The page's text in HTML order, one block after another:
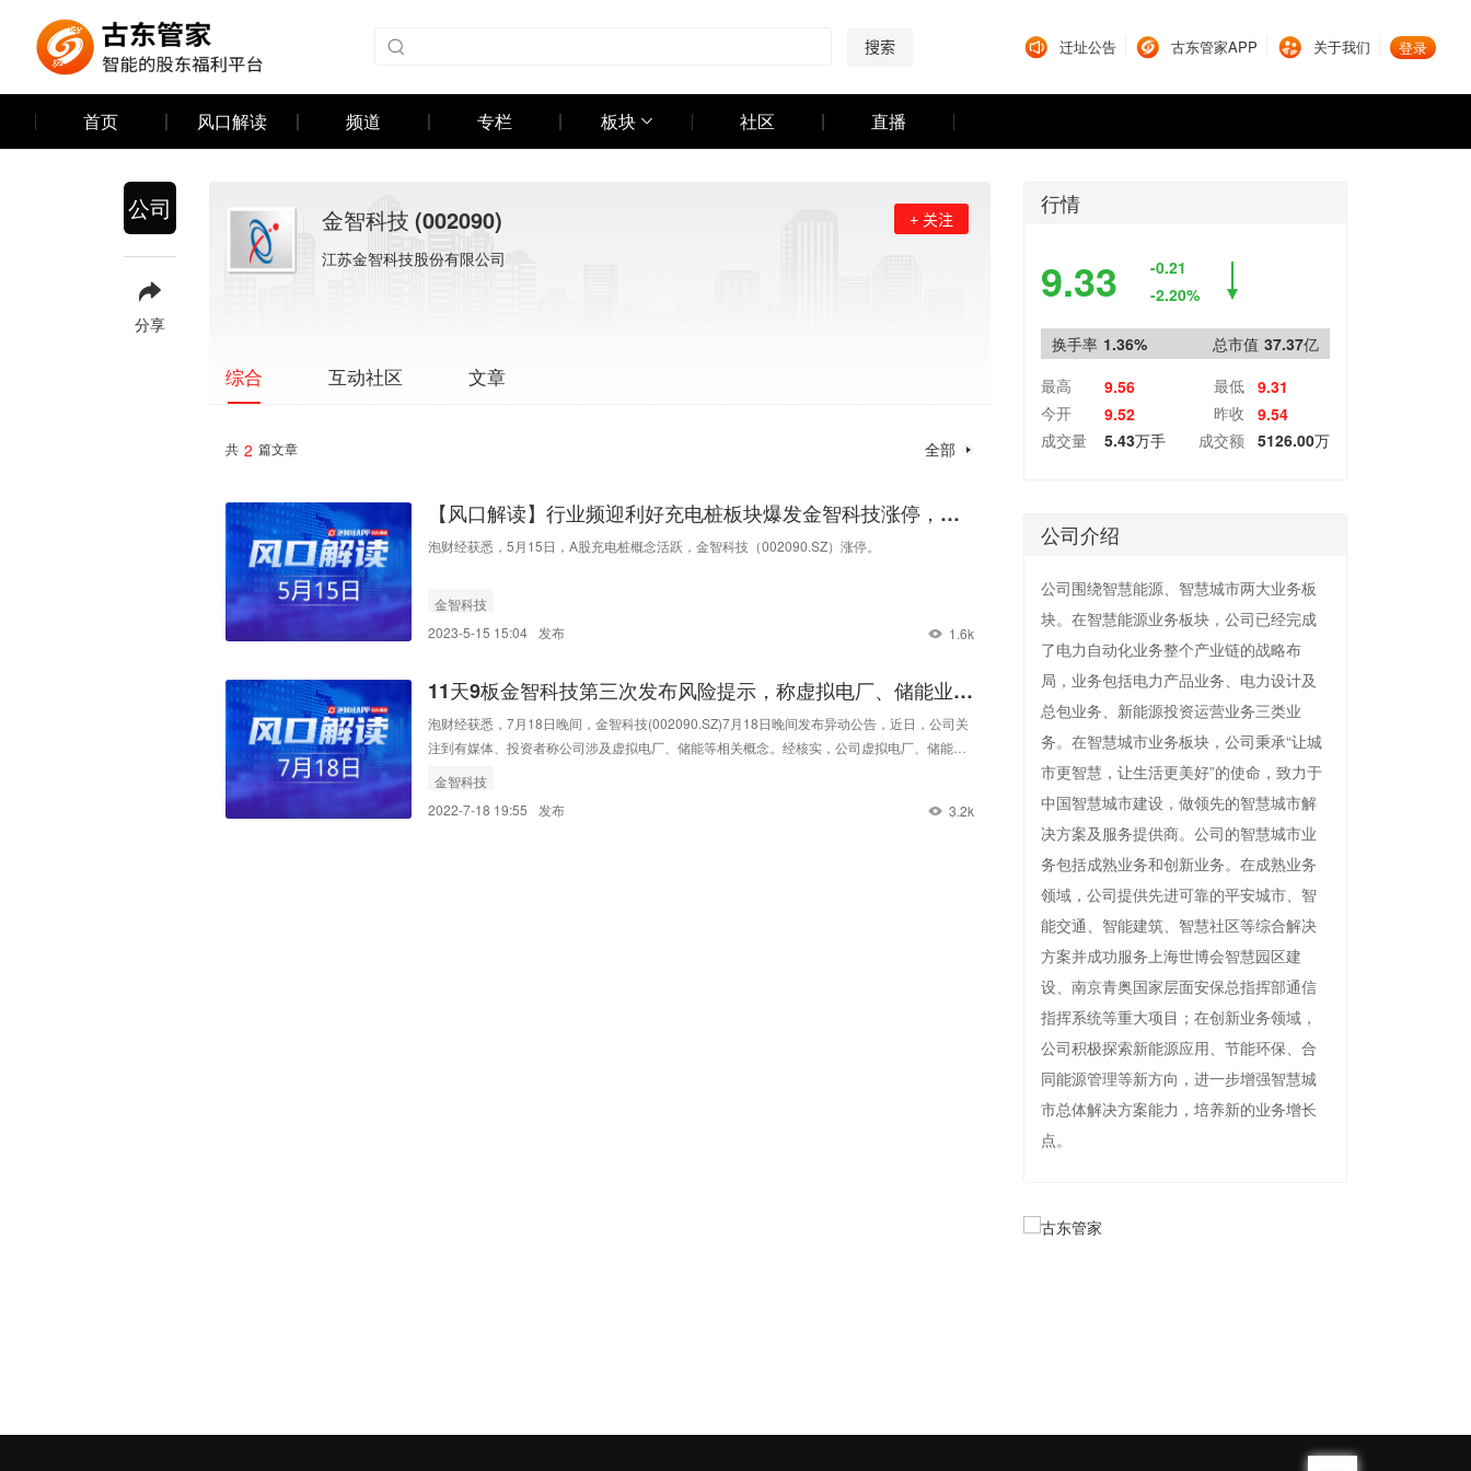
搜索 迁址公告 古东管家APP 关于我们 登录
首页 风口解读 频道 专栏 板块 社区 直播
公司
分享
金智科技 (002090)
江苏金智科技股份有限公司
+ 关注
综合 互动社区 文章
共 2 篇文章 全部
【风口解读】行业频迎利好充电桩板块爆发金智科技涨停，机
构提示两大方向！
泡财经获悉，5月15日，A股充电桩概念活跃，金智科技（002090.SZ）涨停。
金智科技
2023-5-15 15:04
发布 1.6k
11天9板金智科技第三次发布风险提示，称虚拟电厂、储能业务
尚未中标
泡财经获悉，7月18日晚间，金智科技(002090.SZ)7月18日晚间发布异动公告，近日，公司关
注到有媒体、投资者称公司涉及虚拟电厂、储能等相关概念。经核实，公司虚拟电厂、储能相
金智科技
2022-7-18 19:55
发布 3.2k
行情
9.33
-0.21
-2.20%
换手率 1.36% 总市值 37.37亿
最高
9.56
今开
9.52
成交量
5.43万手
最低 9.31
昨收
9.54
成交额 5126.00万
公司介绍
公司围绕智慧能源、智慧城市两大业务板
块。在智慧能源业务板块，公司已经完成
了电力自动化业务整个产业链的战略布
局，业务包括电力产品业务、电力设计及
总包业务、新能源投资运营业务三类业
务。在智慧城市业务板块，公司秉承“让城
市更智慧，让生活更美好”的使命，致力于
中国智慧城市建设，做领先的智慧城市解
决方案及服务提供商。公司的智慧城市业
务包括成熟业务和创新业务。在成熟业务
领域，公司提供先进可靠的平安城市、智
能交通、智能建筑、智慧社区等综合解决
方案并成功服务上海世博会智慧园区建
设、南京青奥国家层面安保总指挥部通信
指挥系统等重大项目；在创新业务领域，
公司积极探索新能源应用、节能环保、合
同能源管理等新方向，进一步增强智慧城
市总体解决方案能力，培养新的业务增长
点。